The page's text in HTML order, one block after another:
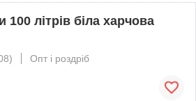
літрів біла харчова
Опт і роздріб